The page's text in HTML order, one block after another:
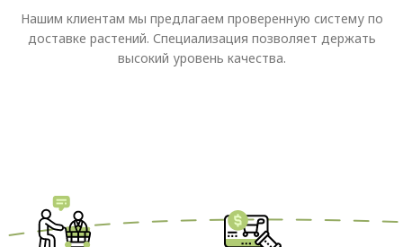
Нашим клиентам мы предлагаем проверенную систему по
доставке растений. Специализация позволяет держать
высокий уровень качества.